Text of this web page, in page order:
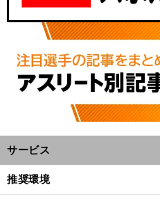
サービス
推奨環境